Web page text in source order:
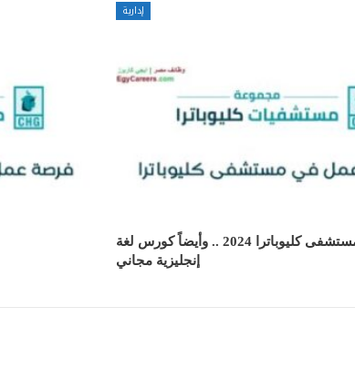
إدارية
شغل في مستشفى كليوباترا 2024 .. وأيضاً كورس لغة
إنجليزية مجاني